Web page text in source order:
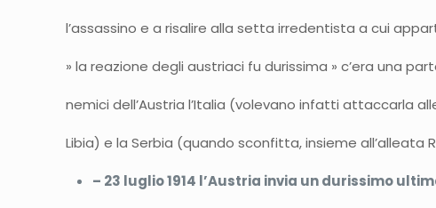
l’assassino e a risalire alla setta irredentista a cui
» la reazione degli austriaci fu durissima » c’era una
nemici dell’Austria l’Italia (volevano infatti attaccarla
Libia) e la Serbia (quando sconfitta, insieme all’alleata
– 23 luglio 1914 l’Austria invia un durissimo